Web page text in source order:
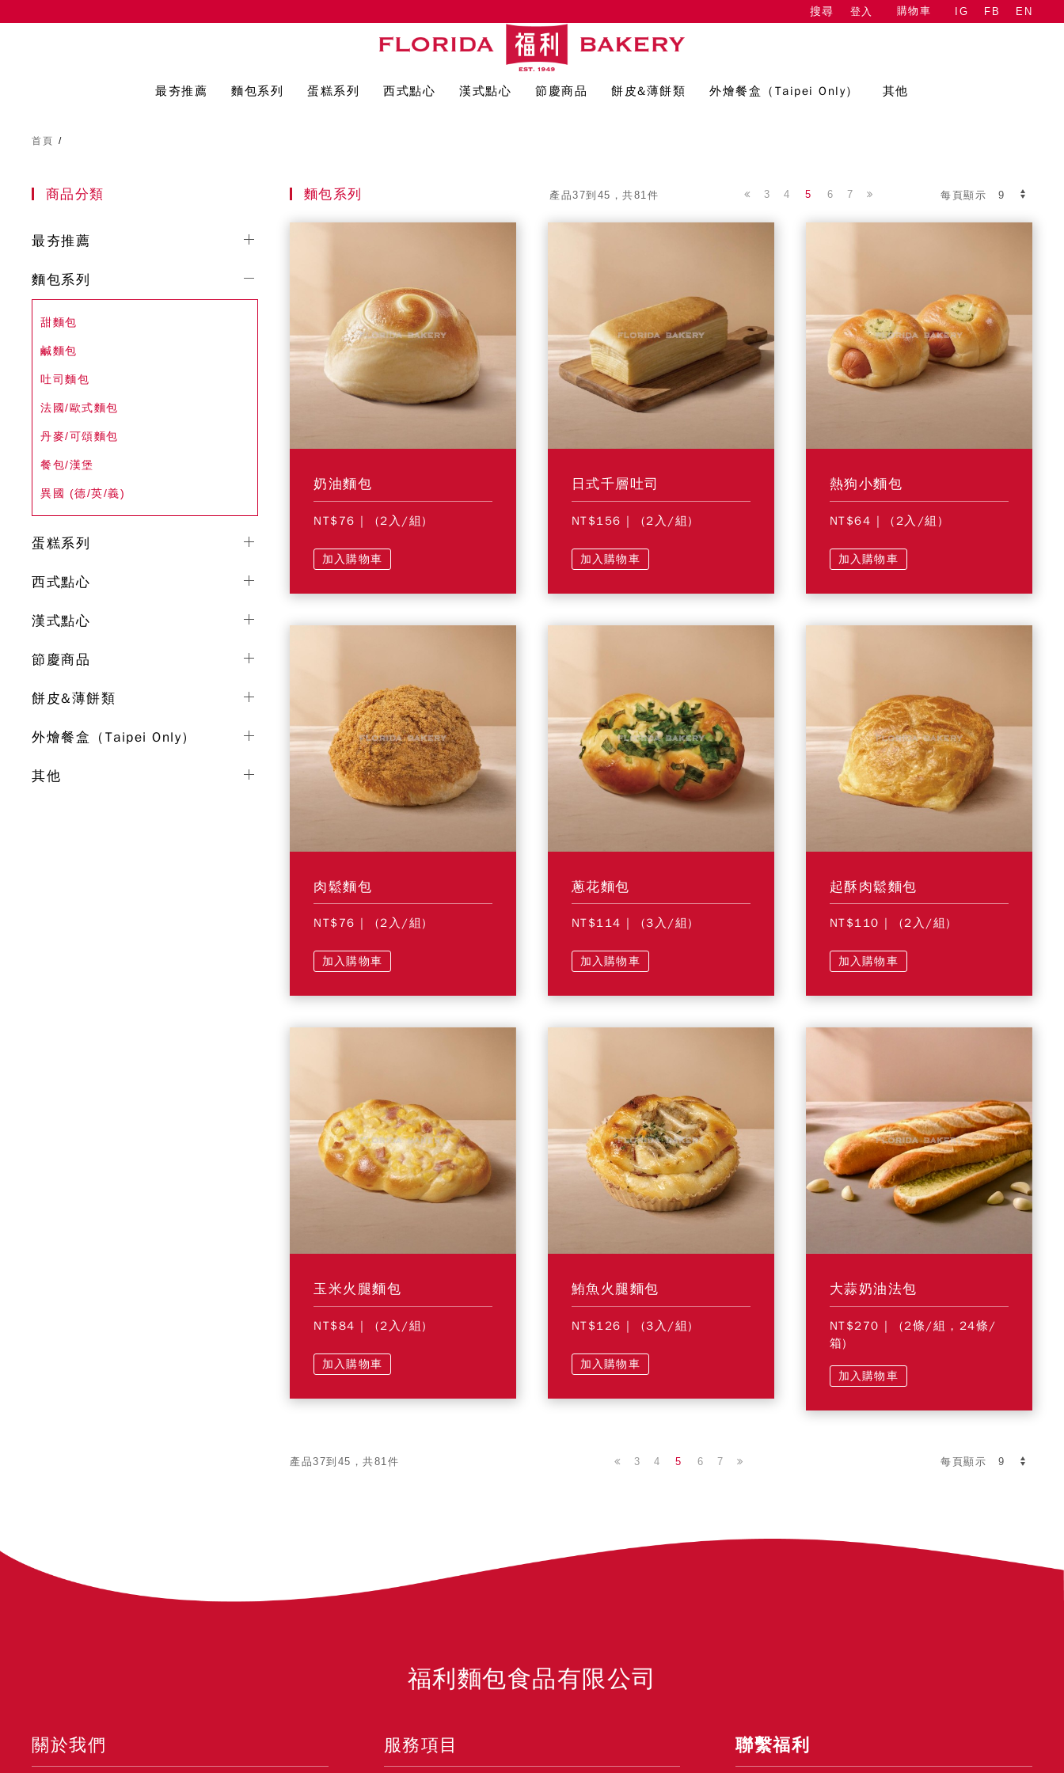
搜尋 登入 購物車 IG FB EN
最夯推薦 麵包系列 蛋糕系列 西式點心 漢式點心 節慶商品 餅皮&薄餅類 外燴餐盒（Taipei Only） 其他
首頁 /
麵包系列 產品37到45，共81件 每頁顯示
3 4 5 6 7
奶油麵包
NT$76 | (2入/組)
加入購物車
日式千層吐司
NT$156 | (2入/組)
加入購物車
熱狗小麵包
NT$64 | (2入/組)
加入購物車
肉鬆麵包
NT$76 | (2入/組)
加入購物車
蔥花麵包
NT$114 | (3入/組)
加入購物車
起酥肉鬆麵包
NT$110 | (2入/組)
加入購物車
玉米火腿麵包
NT$84 | (2入/組)
加入購物車
鮪魚火腿麵包
NT$126 | (3入/組)
加入購物車
大蒜奶油法包
NT$270 | (2條/組，24條/
箱)
加入購物車
產品37到45，共81件 每頁顯示
3 4 5 6 7
商品分類
最夯推薦
麵包系列
甜麵包
鹹麵包
吐司麵包
法國/歐式麵包
丹麥/可頌麵包
餐包/漢堡
異國 (德/英/義)
蛋糕系列
西式點心
漢式點心
節慶商品
餅皮&薄餅類
外燴餐盒（Taipei Only）
其他
福利麵包食品有限公司
關於我們 服務項目 聯繫福利